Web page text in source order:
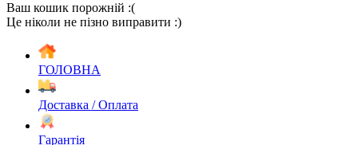
Ваш кошик порожній :(
Це ніколи не пізно виправити :)
ГОЛОВНА
Доставка / Оплата
Гарантія